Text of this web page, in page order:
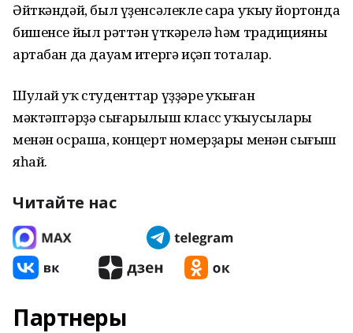
Әйткәндәй, был үҙенсәлекле сара уҡыу йортонда
бишенсе йыл рәттән үткәрелә һәм традицияны
артабан да дауам итергә иҫәп тоталар.
Шулай уҡ студенттар үҙҙәре уҡыған
мәктәптәрҙә сығарылыш класс уҡыусылары
менән осраша, концерт номерҙары менән сығыш
яһай.
Читайте нас
Партнеры